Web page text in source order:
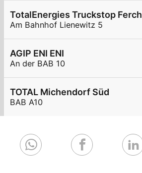
TotalEnergies Truckstop Ferch
Am Bahnhof Lienewitz 5
AGIP ENI ENI
An der BAB 10
TOTAL Michendorf Süd
BAB A10